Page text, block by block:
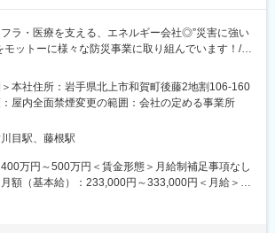
技術に触れることが可能です。
は前提の採用です。就業態度に問題がなければ原則
界トップクラスシェアを誇る優良企業の正社員と
可能です。（登用率98%、試験ノルマなし）
献：
に注力しており、これまで人の手でアナログに行わ
理を、全自動で管理、調整、計測、分包まで対応
安心安全や、医療従事者の負担軽減に大きく貢献
フラ・医療を支える、エネルギー会社◎”災害に強い
モットーに様々な防災事業に取り組んでいます！/土
災製品「WHOLE EARTH CUBE」などの設計・開
を担当。電気設計やCAD図面作成、電気工事士のス
地域の安心を“技術”で支える仕事です。
内容
＞本社住所：岩手県北上市和賀町後藤2地割106-160
屋内全面禁煙変更の範囲：会社の定める事業所
目駅、藤根駅
万円～500万円＜賃金形態＞月給制補足事項なし
額（基本給）：233,000円～333,000円＜月給＞